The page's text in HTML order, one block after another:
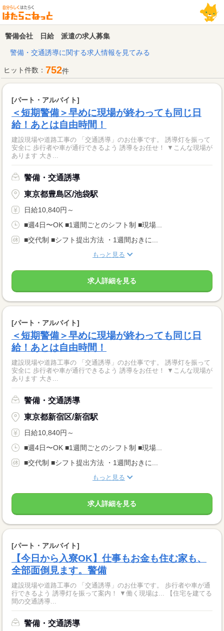
警備会社 日給 派遣の求人募集
警備・交通誘導に関する求人情報を見てみる
ヒット件数： 752件
[パート・アルバイト]
＜短期警備＞早めに現場が終わっても同じ日
給！あとは自由時間！
建設現場や道路工事の 「交通誘導」のお仕事です。 誘導灯を振って
安全に 歩行者や車が通行できるよう 誘導をお任せ！ ▼こんな現場が
あります 大き...
警備・交通誘導
東京都豊島区/池袋駅
日給10,840円～
■週4日〜OK ■1週間ごとのシフト制 ■現場...
■交代制 ■シフト提出方法 ・1週間おきに...
もっと見る
求人詳細を見る
[パート・アルバイト]
＜短期警備＞早めに現場が終わっても同じ日
給！あとは自由時間！
建設現場や道路工事の 「交通誘導」のお仕事です。 誘導灯を振って
安全に 歩行者や車が通行できるよう 誘導をお任せ！ ▼こんな現場が
あります 大き...
警備・交通誘導
東京都新宿区/新宿駅
日給10,840円～
■週4日〜OK ■1週間ごとのシフト制 ■現場...
■交代制 ■シフト提出方法 ・1週間おきに...
もっと見る
求人詳細を見る
[パート・アルバイト]
【今日から入寮OK】仕事もお金も住む家も、
全部面倒見ます。警備
建設現場や道路工事の 「交通誘導」のお仕事です。 歩行者や車が通
行できるよう 誘導灯を振って案内！ ▼働く現場は... 【住宅を建てる
間の交通誘導...
警備・交通誘導